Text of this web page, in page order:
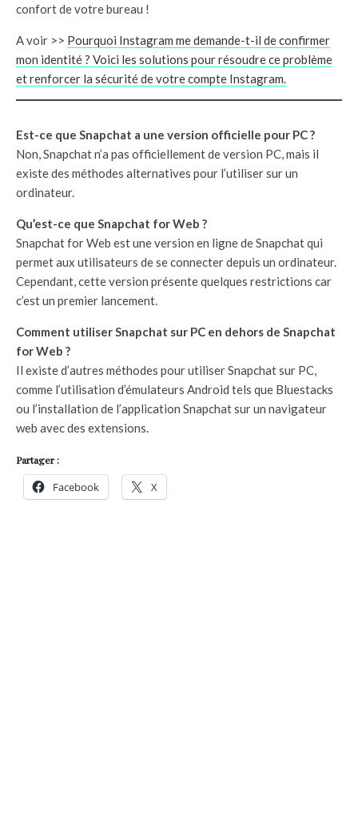
confort de votre bureau !
A voir >> Pourquoi Instagram me demande-t-il de confirmer
mon identité ? Voici les solutions pour résoudre ce problème
et renforcer la sécurité de votre compte Instagram.
Est-ce que Snapchat a une version officielle pour PC ?
Non, Snapchat n’a pas officiellement de version PC, mais il
existe des méthodes alternatives pour l’utiliser sur un
ordinateur.
Qu’est-ce que Snapchat for Web ?
Snapchat for Web est une version en ligne de Snapchat qui
permet aux utilisateurs de se connecter depuis un ordinateur.
Cependant, cette version présente quelques restrictions car
c’est un premier lancement.
Comment utiliser Snapchat sur PC en dehors de Snapchat
for Web ?
Il existe d’autres méthodes pour utiliser Snapchat sur PC,
comme l’utilisation d’émulateurs Android tels que Bluestacks
ou l’installation de l’application Snapchat sur un navigateur
web avec des extensions.
Partager :
Facebook X